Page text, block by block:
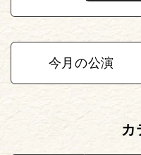
今月の公演
カ